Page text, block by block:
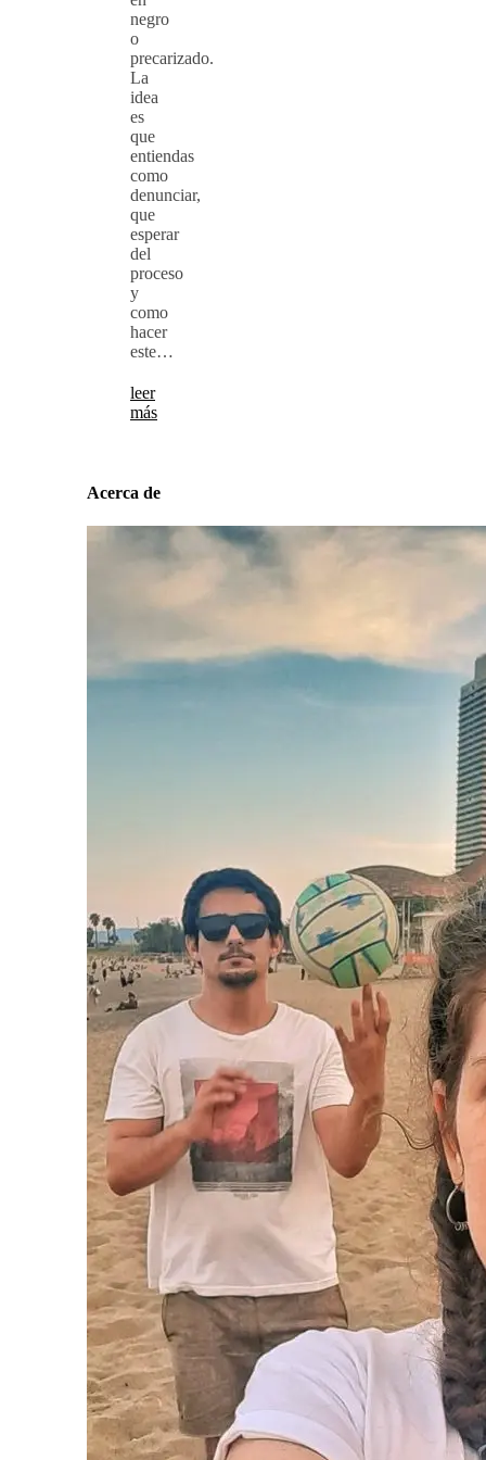
negro
o
precarizado.
La
idea
es
que
entiendas
como
denunciar,
que
esperar
del
proceso
y
como
hacer
este…
leer
más
Acerca de